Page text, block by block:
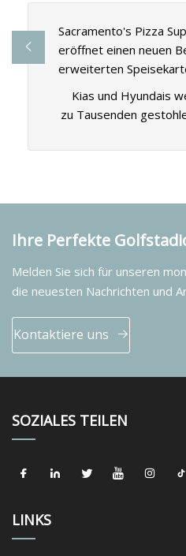
Sacramento's Pizza
eröffnet einen neuen
erweiterten
Kias und Hyundais
zu Tausenden
Ihre Perfekte
Melden Sie sich für unseren
die neuesten Nachrichten und
Kontaktiere uns
SOZIALES TEILEN
LINKS